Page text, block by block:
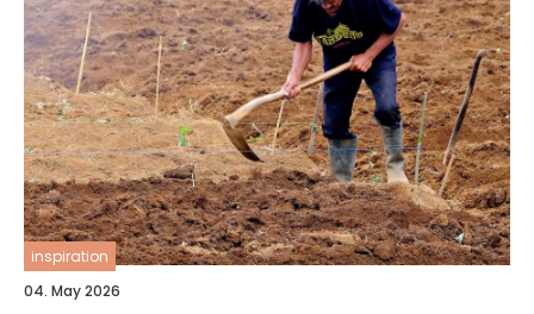
inspiration
04. May 2026